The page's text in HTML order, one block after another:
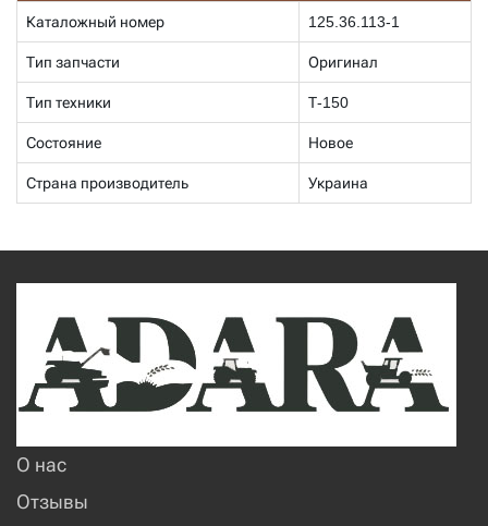
Каталожный номер 125.36.113-1
Тип запчасти Оригинал
Тип техники Т-150
Состояние Новое
Страна производитель Украина
О нас
Отзывы